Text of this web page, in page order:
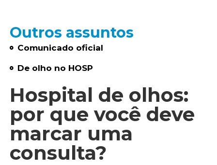
Outros assuntos
Comunicado oficial
De olho no HOSP
Hospital de olhos:
por que você deve
marcar uma
consulta?